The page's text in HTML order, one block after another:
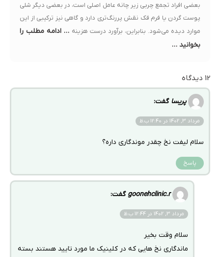
بعضی افراد تجمع چربی زیر چانه عامل اصلی است، در بعضی دیگر شلی
پوست گردن یا فرم فک نقش پررنگ‌تری دارد و گاهی نیز ترکیبی از این
موارد دیده می‌شود. بنابراین، برآورد درست هزینه … ادامه مطلب را
بخوانید …
12 دیدگاه
پریسا گفت:
مرداد 3, 1402 در 12:40 ب.ظ
سلام لیفت نخ چقدر موندگاری داره؟
پاسخ
goonehclinic.r گفت:
مرداد 3, 1402 در 12:44 ب.ظ
سلام وقت بخیر
ماندگاری نخ هایی که در کلینیک ما مورد تایید هستند بسته